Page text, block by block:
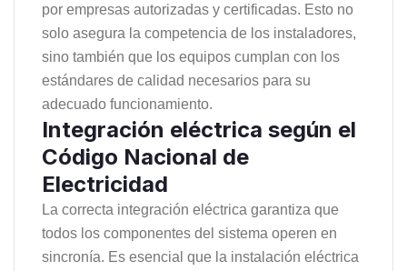
por empresas autorizadas y certificadas. Esto no
solo asegura la competencia de los instaladores,
sino también que los equipos cumplan con los
estándares de calidad necesarios para su
adecuado funcionamiento.
Integración eléctrica según el
Código Nacional de
Electricidad
La correcta integración eléctrica garantiza que
todos los componentes del sistema operen en
sincronía. Es esencial que la instalación eléctrica